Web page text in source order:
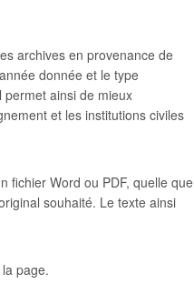
archives en provenance de
donnée et le type
permet ainsi de mieux
et les institutions civiles
fichier Word ou PDF, quelle que
souhaité. Le texte ainsi
page.